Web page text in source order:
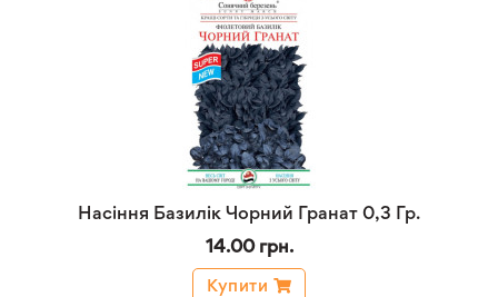
Насіння Базилік Чорний Гранат 0,3 Гр.
14.00 грн.
Купити